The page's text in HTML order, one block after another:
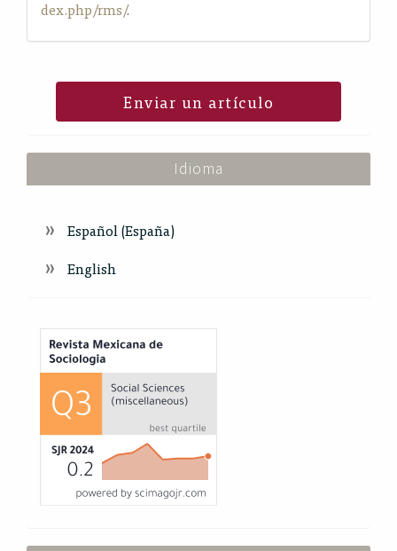
dex.php/rms/.
Enviar un artículo
Idioma
Español (España)
English
Index